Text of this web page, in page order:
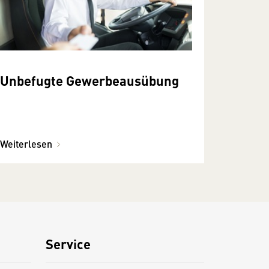
Unbefugte Gewerbeausübung
Weiterlesen
Service